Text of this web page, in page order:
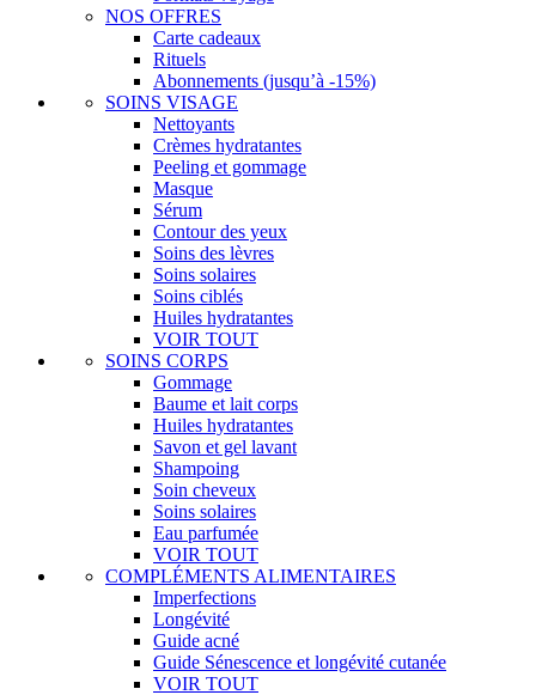
NOS OFFRES
Carte cadeaux
Rituels
Abonnements (jusqu’à -15%)
SOINS VISAGE
Nettoyants
Crèmes hydratantes
Peeling et gommage
Masque
Sérum
Contour des yeux
Soins des lèvres
Soins solaires
Soins ciblés
Huiles hydratantes
VOIR TOUT
SOINS CORPS
Gommage
Baume et lait corps
Huiles hydratantes
Savon et gel lavant
Shampoing
Soin cheveux
Soins solaires
Eau parfumée
VOIR TOUT
COMPLÉMENTS ALIMENTAIRES
Imperfections
Longévité
Guide acné
Guide Sénescence et longévité cutanée
VOIR TOUT